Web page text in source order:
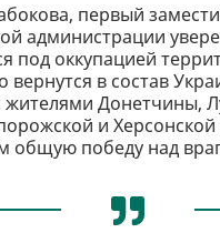
первый
администрации
под оккупацией
вернутся в состав
жителями Донетчины,
и Херсонской
общую победу над